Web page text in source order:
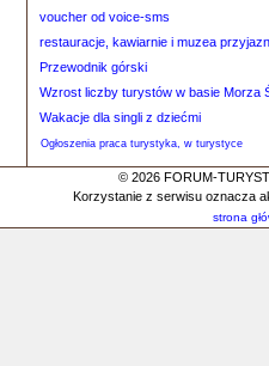
voucher od voice-sms
restauracje, kawiarnie i muzea
Przewodnik górski
Wzrost liczby turystów w basie Morza
Wakacje dla singli z dziećmi
Ogłoszenia praca turystyka, w turystyce
© 2026 FORUM-
Korzystanie z serwisu oznacza
strona